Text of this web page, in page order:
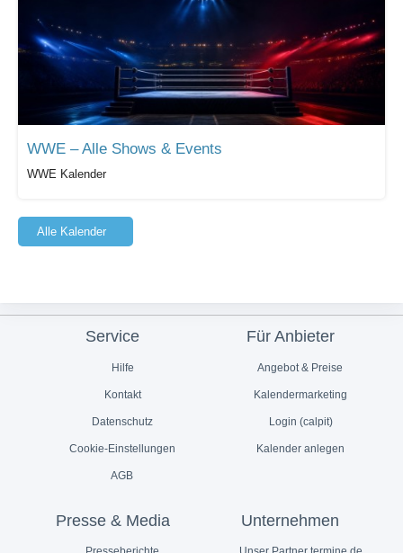
WWE – Alle Shows & Events
WWE Kalender
Alle Kalender
Service
Hilfe
Kontakt
Datenschutz
Cookie-Einstellungen
AGB
Für Anbieter
Angebot & Preise
Kalendermarketing
Login (calpit)
Kalender anlegen
Presse & Media Unternehmen